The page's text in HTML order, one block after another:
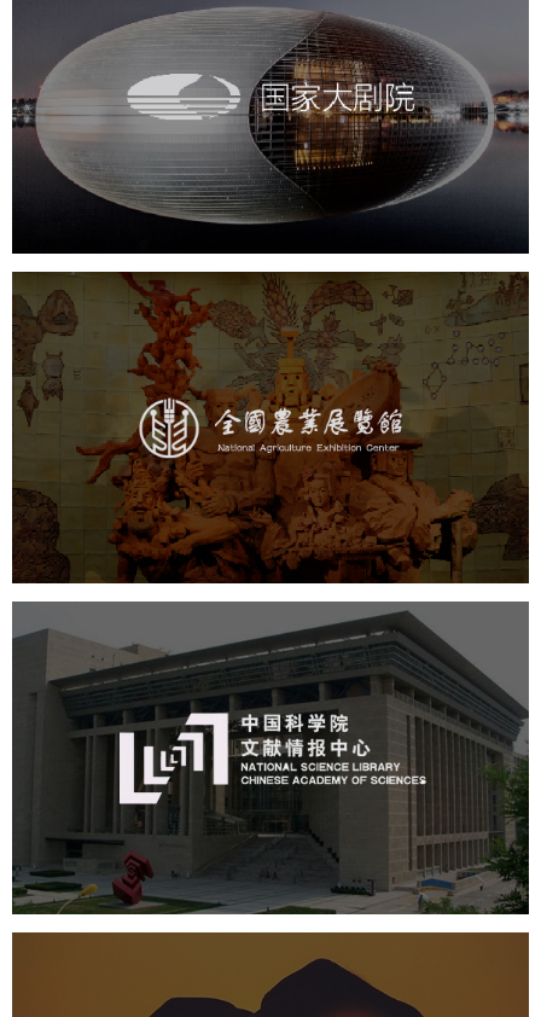
国家大剧院
文化艺术 剧院 智慧展馆 展馆网站建设
农业展览馆
文化艺术 展馆网站建设
博物馆展厅设计
数字博物馆建设
展厅空间设计
企业展厅设计
公司展厅设计
北京展厅设计 产品展厅设计
中国科学院文献情报中心
网站建设
数字博物馆建设
展厅空间设计
产品展厅设计